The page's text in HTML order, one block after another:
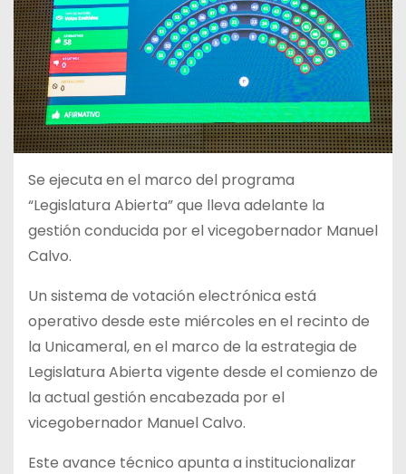
Se ejecuta en el marco del programa
“Legislatura Abierta” que lleva adelante la
gestión conducida por el vicegobernador Manuel
Calvo.
Un sistema de votación electrónica está
operativo desde este miércoles en el recinto de
la Unicameral, en el marco de la estrategia de
Legislatura Abierta vigente desde el comienzo de
la actual gestión encabezada por el
vicegobernador Manuel Calvo.
Este avance técnico apunta a institucionalizar